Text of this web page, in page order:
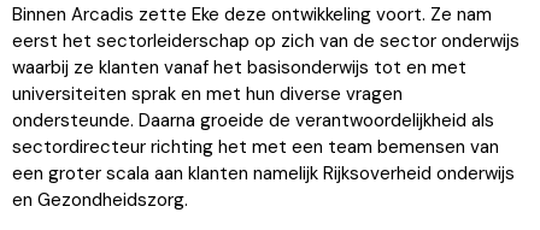
Binnen Arcadis zette Eke deze ontwikkeling voort. Ze nam
eerst het sectorleiderschap op zich van de sector onderwijs
waarbij ze klanten vanaf het basisonderwijs tot en met
universiteiten sprak en met hun diverse vragen
ondersteunde. Daarna groeide de verantwoordelijkheid als
sectordirecteur richting het met een team bemensen van
een groter scala aan klanten namelijk Rijksoverheid onderwijs
en Gezondheidszorg.